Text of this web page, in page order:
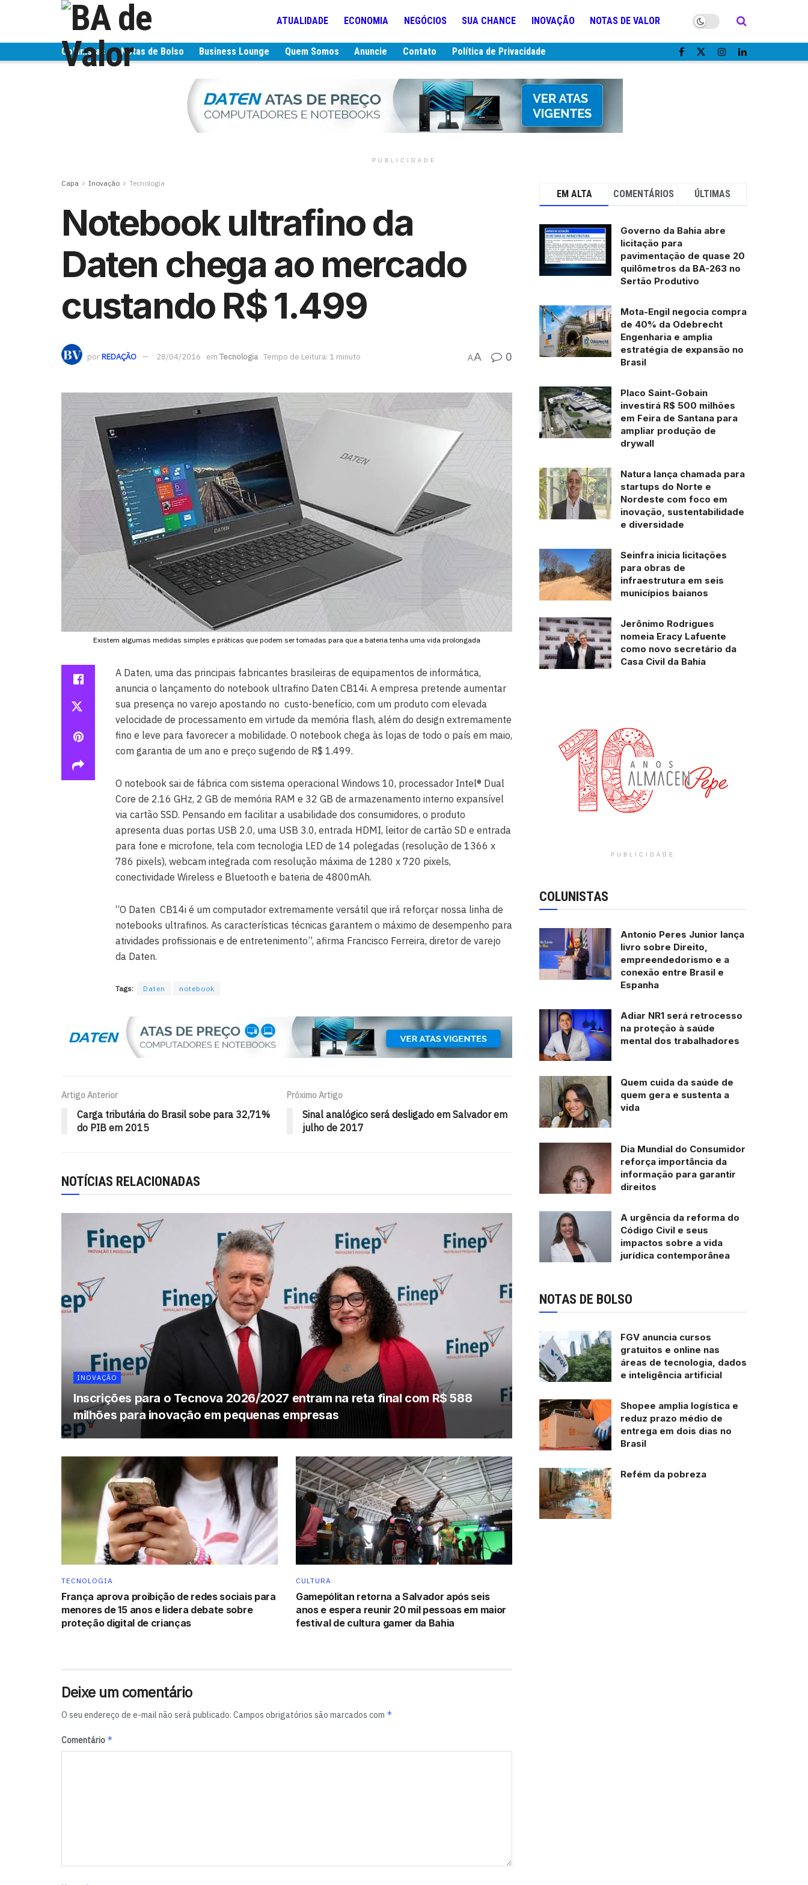
ATUALIDADE ECONOMIA NEGÓCIOS SUA CHANCE INOVAÇÃO NOTAS DE VALOR
Colunistas Notas de Bolso Business Lounge Quem Somos Anuncie Contato Política de Privacidade
PUBLICIDADE
Capa Inovação Tecnologia
Notebook ultrafino da
Daten chega ao mercado
custando R$ 1.499
porREDAÇÃO 28/04/2016 em Tecnologia Tempo de Leitura: 1 minuto AA 0
Existem algumas medidas simples e práticas que podem ser tomadas para que a bateria tenha uma vida prolongada
A Daten, uma das principais fabricantes brasileiras de equipamentos de informática,
anuncia o lançamento do notebook ultrafino Daten CB14i. A empresa pretende aumentar
sua presença no varejo apostando no custo-benefício, com um produto com elevada
velocidade de processamento em virtude da memória flash, além do design extremamente
fino e leve para favorecer a mobilidade. O notebook chega às lojas de todo o país em maio,
com garantia de um ano e preço sugerido de R$ 1.499.
O notebook sai de fábrica com sistema operacional Windows 10, processador Intel® Dual
Core de 2.16 GHz, 2 GB de memória RAM e 32 GB de armazenamento interno expansível
via cartão SSD. Pensando em facilitar a usabilidade dos consumidores, o produto
apresenta duas portas USB 2.0, uma USB 3.0, entrada HDMI, leitor de cartão SD e entrada
para fone e microfone, tela com tecnologia LED de 14 polegadas (resolução de 1366 x
786 pixels), webcam integrada com resolução máxima de 1280 x 720 pixels,
conectividade Wireless e Bluetooth e bateria de 4800mAh.
“O Daten CB14i é um computador extremamente versátil que irá reforçar nossa linha de
notebooks ultrafinos. As características técnicas garantem o máximo de desempenho para
atividades profissionais e de entretenimento”, afirma Francisco Ferreira, diretor de varejo
da Daten.
Tags: Daten notebook
Artigo Anterior
Carga tributária do Brasil sobe para 32,71%
do PIB em 2015
Próximo Artigo
Sinal analógico será desligado em Salvador em
julho de 2017
NOTÍCIAS RELACIONADAS
INOVAÇÃO
Inscrições para o Tecnova 2026/2027 entram na reta final com R$ 588
milhões para inovação em pequenas empresas
TECNOLOGIA
França aprova proibição de redes sociais para
menores de 15 anos e lidera debate sobre
proteção digital de crianças
CULTURA
Gamepólitan retorna a Salvador após seis
anos e espera reunir 20 mil pessoas em maior
festival de cultura gamer da Bahia
Deixe um comentário
O seu endereço de e-mail não será publicado. Campos obrigatórios são marcados com *
Comentário *
EM ALTA COMENTÁRIOS ÚLTIMAS
Governo da Bahia abre
licitação para
pavimentação de quase 20
quilômetros da BA-263 no
Sertão Produtivo
Mota-Engil negocia compra
de 40% da Odebrecht
Engenharia e amplia
estratégia de expansão no
Brasil
Placo Saint-Gobain
investirá R$ 500 milhões
em Feira de Santana para
ampliar produção de
drywall
Natura lança chamada para
startups do Norte e
Nordeste com foco em
inovação, sustentabilidade
e diversidade
Seinfra inicia licitações
para obras de
infraestrutura em seis
municípios baianos
Jerônimo Rodrigues
nomeia Eracy Lafuente
como novo secretário da
Casa Civil da Bahia
PUBLICIDADE
COLUNISTAS
Antonio Peres Junior lança
livro sobre Direito,
empreendedorismo e a
conexão entre Brasil e
Espanha
Adiar NR1 será retrocesso
na proteção à saúde
mental dos trabalhadores
Quem cuida da saúde de
quem gera e sustenta a
vida
Dia Mundial do Consumidor
reforça importância da
informação para garantir
direitos
A urgência da reforma do
Código Civil e seus
impactos sobre a vida
jurídica contemporânea
NOTAS DE BOLSO
FGV anuncia cursos
gratuitos e online nas
áreas de tecnologia, dados
e inteligência artificial
Shopee amplia logística e
reduz prazo médio de
entrega em dois dias no
Brasil
Refém da pobreza